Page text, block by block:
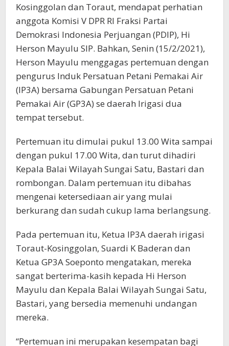
Kosinggolan dan Toraut, mendapat perhatian
anggota Komisi V DPR RI Fraksi Partai
Demokrasi Indonesia Perjuangan (PDIP), Hi
Herson Mayulu SIP. Bahkan, Senin (15/2/2021),
Herson Mayulu menggagas pertemuan dengan
pengurus Induk Persatuan Petani Pemakai Air
(IP3A) bersama Gabungan Persatuan Petani
Pemakai Air (GP3A) se daerah Irigasi dua
tempat tersebut.
Pertemuan itu dimulai pukul 13.00 Wita sampai
dengan pukul 17.00 Wita, dan turut dihadiri
Kepala Balai Wilayah Sungai Satu, Bastari dan
rombongan. Dalam pertemuan itu dibahas
mengenai ketersediaan air yang mulai
berkurang dan sudah cukup lama berlangsung.
Pada pertemuan itu, Ketua IP3A daerah irigasi
Toraut-Kosinggolan, Suardi K Baderan dan
Ketua GP3A Soeponto mengatakan, mereka
sangat berterima-kasih kepada Hi Herson
Mayulu dan Kepala Balai Wilayah Sungai Satu,
Bastari, yang bersedia memenuhi undangan
mereka.
“Pertemuan ini merupakan kesempatan bagi